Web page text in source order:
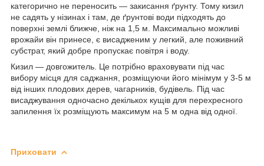
категорично не переносить — закисання ґрунту. Тому кизил
не садять у нізинах і там, де ґрунтові води підходять до
поверхні землі ближче, ніж на 1,5 м. Максимально можливі
врожайи він принесе, є висадженим у легкий, але поживний
субстрат, який добре пропускає повітря і воду.
Кизил — довгожитель. Це потрібно враховувати під час
вибору місця для саджання, розміщуючи його мінімум у 3-5 м
від інших плодових дерев, чагарників, будівель. Під час
висаджування одночасно декількох кущів для перехресного
запилення їх розміщують максимум на 5 м одна від одної.
Приховати